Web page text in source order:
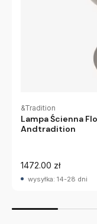
&Tradition
Lampa Ścienna
Andtradition
1472.00 zł
wysyłka: 14-28 dni